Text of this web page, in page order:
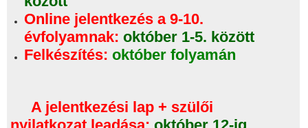
Online jelentkezés a 9-10.
évfolyamnak: október 1-5. között
Felkészítés: október folyamán
A jelentkezési lap + szülői